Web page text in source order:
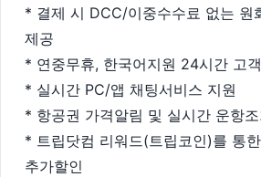
* 결제 시 DCC/이중수수료 없는 원
제공
* 연중무휴, 한국어지원 24시간 고
* 실시간 PC/앱 채팅서비스 지원
* 항공권 가격알림 및 실시간 운항
* 트립닷컴 리워드(트립코인)를 통
추가할인